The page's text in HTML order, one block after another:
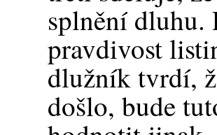
splnění dluhu.
pravdivost
dlužník tvrdí,
došlo, bude